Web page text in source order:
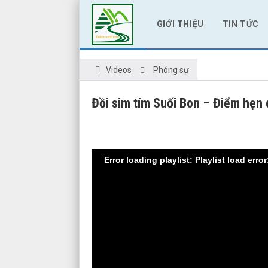
GIỚI THIỆU TIN TỨC
Videos Phóng sự
Đồi sim tím Suối Bon – Điểm hẹn
Error loading playlist: Playlist load